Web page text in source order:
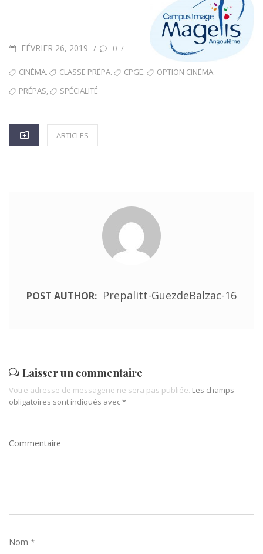
P
FÉVRIER 26, 2019 / 0 /
T
A
S
CINÉMA, CLASSE PRÉPA, CPGE, OPTION CINÉMA,
PRÉPAS, SPÉCIALITÉ
S
ARTICLES
POST AUTHOR: Prepalitt-GuezdeBalzac-16
Laisser un commentaire
Votre adresse de messagerie ne sera pas publiée. Les champs
obligatoires sont indiqués avec*
Commentaire
Nom *